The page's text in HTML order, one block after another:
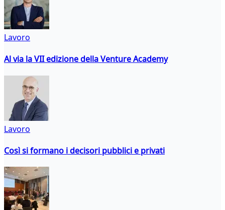
Lavoro
Al via la VII edizione della Venture Academy
Lavoro
Così si formano i decisori pubblici e privati